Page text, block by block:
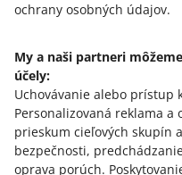
ochrany osobných údajov.
My a naši partneri
účely:
Uchovávanie alebo prístup
Personalizovaná reklama
prieskum cieľových skupín
bezpečnosti,
oprava porúch.
Dobre vedieť
Môžem si
konkrétnom
allegro.cz?
Áno – ale nemusíte!